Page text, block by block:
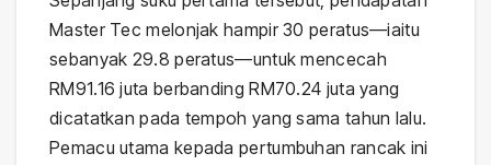
Master Tec melonjak hampir 30 peratus—iaitu
sebanyak 29.8 peratus—untuk mencecah
RM91.16 juta berbanding RM70.24 juta yang
dicatatkan pada tempoh yang sama tahun lalu.
Pemacu utama kepada pertumbuhan rancak ini